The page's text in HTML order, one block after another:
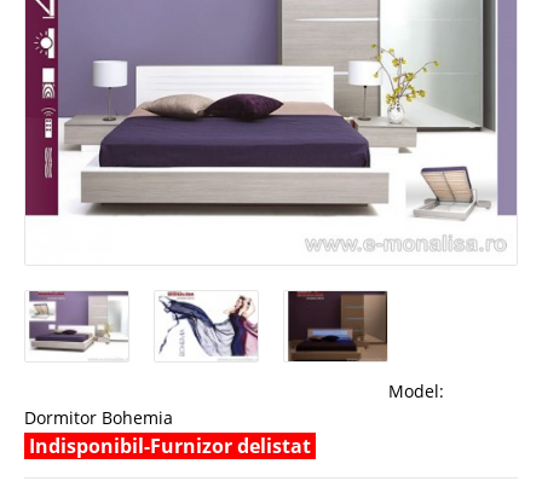
Model:
Dormitor Bohemia
Indisponibil-Furnizor delistat